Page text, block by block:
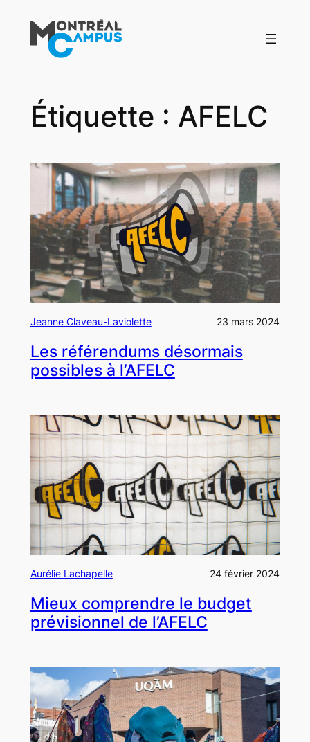
contenu
Étiquette : AFELC
Jeanne Claveau-Laviolette 23 mars 2024
Les référendums désormais
possibles à l’AFELC
Aurélie Lachapelle 24 février 2024
Mieux comprendre le budget
prévisionnel de l’AFELC